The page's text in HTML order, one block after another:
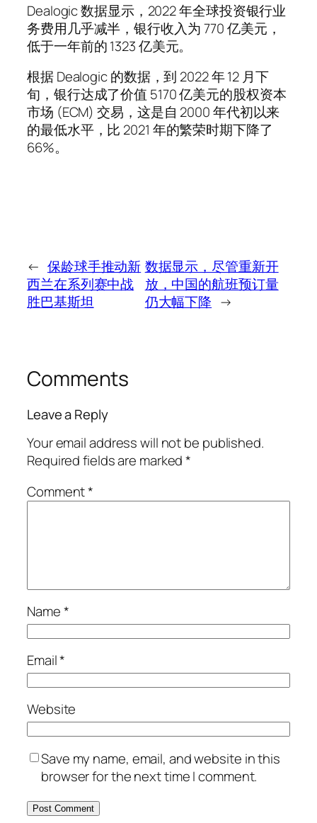
Dealogic 数据显示，2022 年全球投资银行业
务费用几乎减半，银行收入为 770 亿美元，
低于一年前的 1323 亿美元。
根据 Dealogic 的数据，到 2022 年 12 月下
旬，银行达成了价值 5170 亿美元的股权资本
市场 (ECM) 交易，这是自 2000 年代初以来
的最低水平，比 2021 年的繁荣时期下降了
66%。
← 保龄球手推动新
西兰在系列赛中战
胜巴基斯坦
数据显示，尽管重新开
放，中国的航班预订量
仍大幅下降 →
Comments
Leave a Reply
Your email address will not be published.
Required fields are marked*
Comment*
Name*
Email*
Website
Save my name, email, and website in this
browser for the next time I comment.